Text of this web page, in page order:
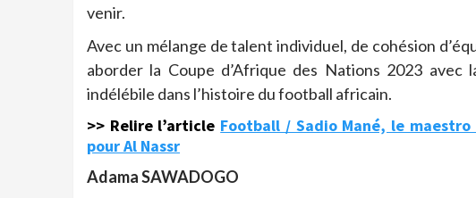
venir.
Avec un mélange de talent individuel, de cohésion
aborder la Coupe d’Afrique des Nations 2023
indélébile dans l’histoire du football africain.
>> Relire l’article Football / Sadio Mané, le
pour Al Nassr
Adama SAWADOGO